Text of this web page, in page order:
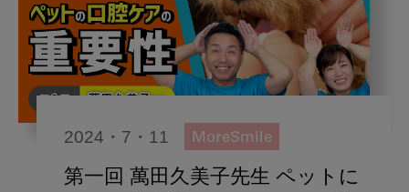
歯周病 鼻うがい
内科 歯科 内科医師
2024・7・11 MoreSmile
第一回 萬田久美子先生 ペットに